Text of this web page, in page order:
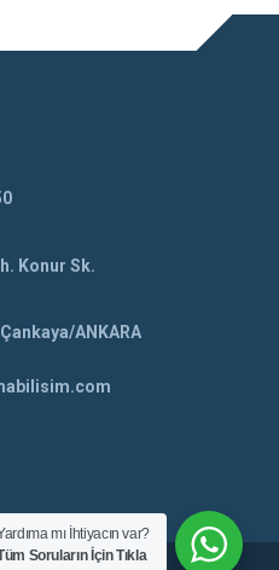
Konur Sk.
Çankaya/ANKARA
mı İhtiyacın var?
Soruların İçin Tıkla